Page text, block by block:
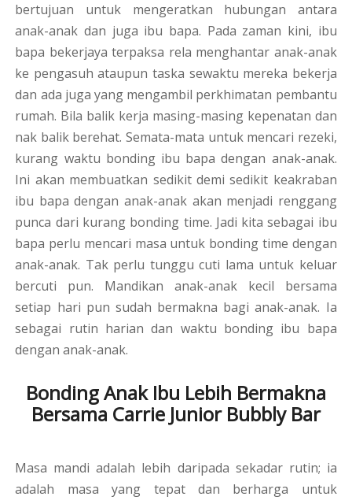
bertujuan untuk mengeratkan hubungan antara
anak-anak dan juga ibu bapa. Pada zaman kini, ibu
bapa bekerjaya terpaksa rela menghantar anak-anak
ke pengasuh ataupun taska sewaktu mereka bekerja
dan ada juga yang mengambil perkhimatan pembantu
rumah. Bila balik kerja masing-masing kepenatan dan
nak balik berehat. Semata-mata untuk mencari rezeki,
kurang waktu bonding ibu bapa dengan anak-anak.
Ini akan membuatkan sedikit demi sedikit keakraban
ibu bapa dengan anak-anak akan menjadi renggang
punca dari kurang bonding time. Jadi kita sebagai ibu
bapa perlu mencari masa untuk bonding time dengan
anak-anak. Tak perlu tunggu cuti lama untuk keluar
bercuti pun. Mandikan anak-anak kecil bersama
setiap hari pun sudah bermakna bagi anak-anak. Ia
sebagai rutin harian dan waktu bonding ibu bapa
dengan anak-anak.
Bonding Anak Ibu Lebih Bermakna
Bersama Carrie Junior Bubbly Bar
Masa mandi adalah lebih daripada sekadar rutin; ia
adalah masa yang tepat dan berharga untuk